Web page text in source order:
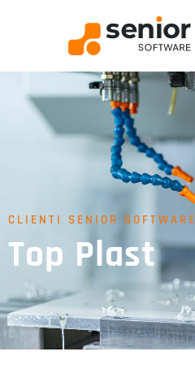
CLIENTI SENIOR SOFTWARE
Top Plast